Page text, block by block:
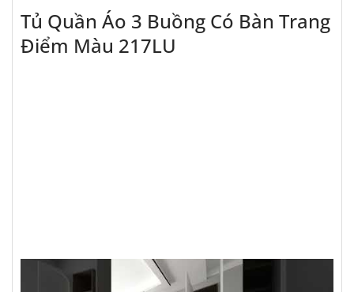
Tủ Quần Áo 3 Buồng Có Bàn Trang
Điểm Màu 217LU